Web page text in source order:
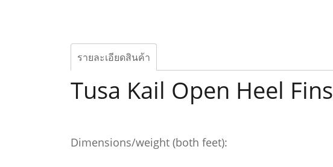
รายละเอียดสินค้า
Tusa Kail Open Heel Fins
Dimensions/weight (both feet):